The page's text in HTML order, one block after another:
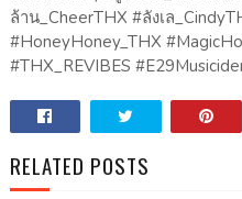
ล้าน_CheerTHX #ลังเล
#HoneyHoney_THX
#THX_REVIBES
RELATED POSTS